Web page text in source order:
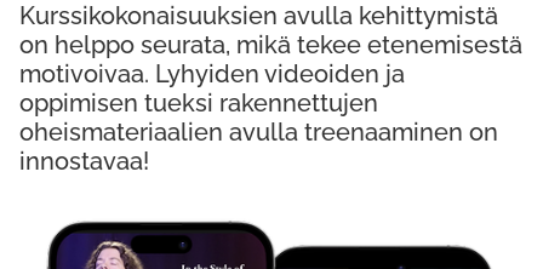
Kurssikokonaisuuksien avulla kehittymistä
on helppo seurata, mikä tekee etenemisestä
motivoivaa. Lyhyiden videoiden ja
oppimisen tueksi rakennettujen
oheismateriaalien avulla treenaaminen on
innostavaa!